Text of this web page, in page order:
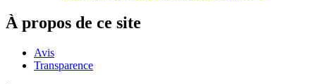
À propos de ce site
Avis
Transparence